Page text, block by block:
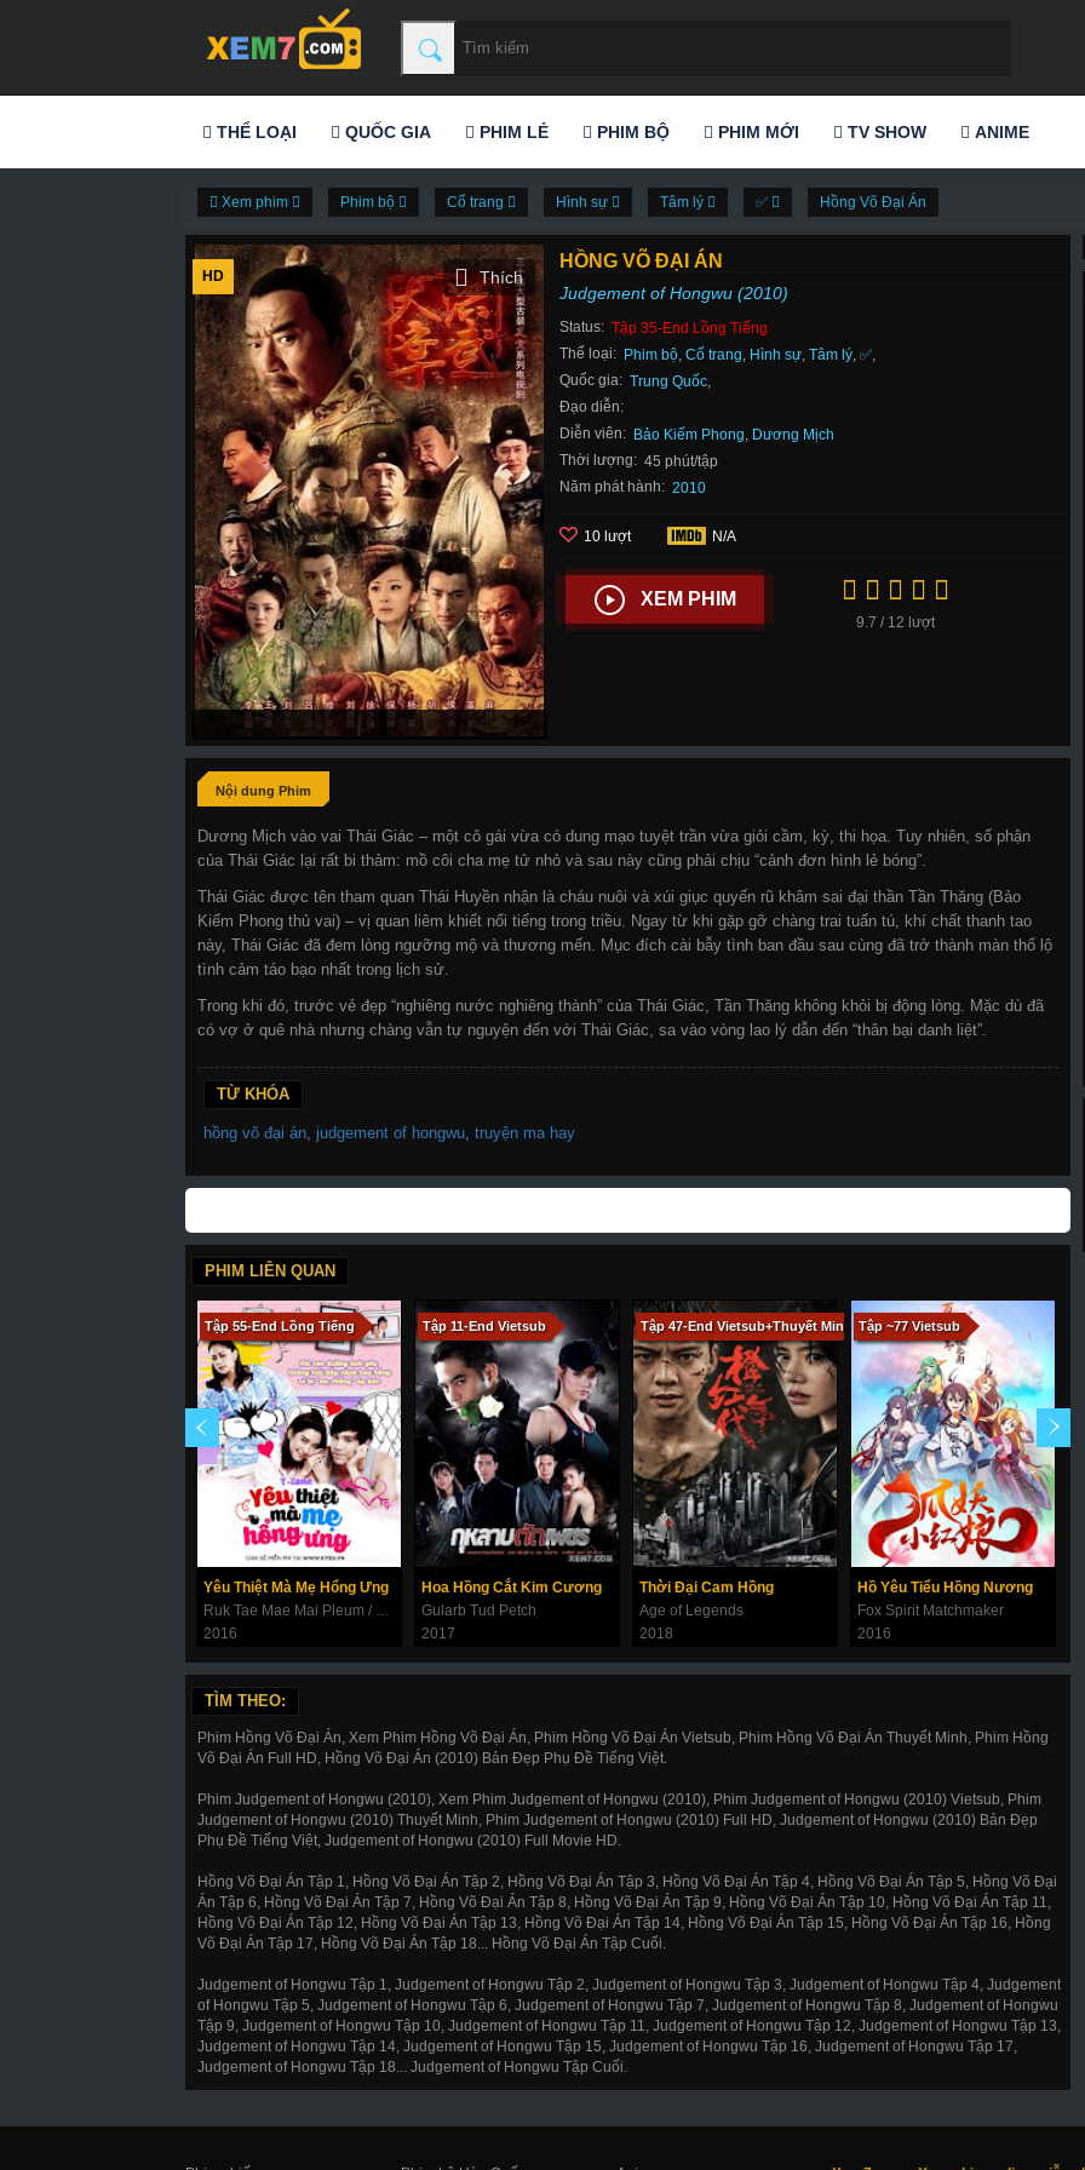
THỂ LOẠI QUỐC GIA PHIM LẺ PHIM BỘ PHIM MỚI TV SHOW ANIME
Xem phim Phim bộ Cổ trang Hình sự Tâm lý ✅ Hồng Võ Đại Án
HD
HỒNG VÕ ĐẠI ÁN
Judgement of Hongwu (2010)
Status: Tập 35-End Lồng Tiếng
Thể loại: Phim bộ,Cổ trang, Hình sự,Tâm lý,✅,
Quốc gia: Trung Quốc,
Đạo diễn:
Diễn viên: Bảo Kiếm Phong, Dương Mịch
Thời lượng: 45 phút/tập
Năm phát hành: 2010
10 lượt N/A
XEM PHIM
9.7 / 12 lượt
Nội dung Phim
Dương Mịch vào vai Thái Giác – một cô gái vừa có dung mạo tuyệt trần vừa giỏi cầm, kỳ, thi họa. Tuy nhiên, số phận
của Thái Giác lại rất bi thảm: mồ côi cha mẹ tử nhỏ và sau này cũng phải chịu “cảnh đơn hình lẻ bóng”.
Thái Giác được tên tham quan Thái Huyền nhận là cháu nuôi và xúi giục quyến rũ khâm sai đại thần Tần Thăng (Bảo
Kiếm Phong thủ vai) – vị quan liêm khiết nổi tiếng trong triều. Ngay từ khi gặp gỡ chàng trai tuấn tú, khí chất thanh tao
này, Thái Giác đã đem lòng ngưỡng mộ và thương mến. Mục đích cài bẫy tình ban đầu sau cùng đã trở thành màn thổ lộ
tình cảm táo bạo nhất trong lịch sử.
Trong khi đó, trước vẻ đẹp “nghiêng nước nghiêng thành” của Thái Giác, Tần Thăng không khỏi bị động lòng. Mặc dù đã
có vợ ở quê nhà nhưng chàng vẫn tự nguyện đến với Thái Giác, sa vào vòng lao lý dẫn đến “thân bại danh liệt”.
TỪ KHÓA
hồng võ đại án judgement of hongwu truyện ma hay
PHIM LIÊN QUAN
Tập 55-End Lồng Tiếng
Yêu Thiệt Mà Mẹ Hổng Ưng
2016
Tập 11-End Vietsub
Hoa Hồng Cắt Kim Cương
Gularb Tud Petch
2017
Tập 47-End Vietsub+Thuyết Minh
Thời Đại Cam Hồng
Age of Legends
2018
Tập ~77 Vietsub
Hồ Yêu Tiểu Hồng Nương
Fox Spirit Matchmaker
2016
TÌM THEO:
Phim Hồng Võ Đại Án, Xem Phim Hồng Võ Đại Án, Phim Hồng Võ Đại Án Vietsub, Phim Hồng Võ Đại Án Thuyết Minh, Phim Hồng
Võ Đại Án Full HD, Hồng Võ Đại Án (2010) Bản Đẹp Phụ Đề Tiếng Việt.
Phim Judgement of Hongwu (2010), Xem Phim Judgement of Hongwu (2010), Phim Judgement of Hongwu (2010) Vietsub, Phim
Judgement of Hongwu (2010) Thuyết Minh, Phim Judgement of Hongwu (2010) Full HD, Judgement of Hongwu (2010) Bản Đẹp
Phụ Đề Tiếng Việt, Judgement of Hongwu (2010) Full Movie HD.
Hồng Võ Đại Án Tập 1, Hồng Võ Đại Án Tập 2, Hồng Võ Đại Án Tập 3, Hồng Võ Đại Án Tập 4, Hồng Võ Đại Án Tập 5, Hồng Võ Đại
Án Tập 6, Hồng Võ Đại Án Tập 7, Hồng Võ Đại Án Tập 8, Hồng Võ Đại Án Tập 9, Hồng Võ Đại Án Tập 10, Hồng Võ Đại Án Tập 11,
Hồng Võ Đại Án Tập 12, Hồng Võ Đại Án Tập 13, Hồng Võ Đại Án Tập 14, Hồng Võ Đại Án Tập 15, Hồng Võ Đại Án Tập 16, Hồng
Võ Đại Án Tập 17, Hồng Võ Đại Án Tập 18... Hồng Võ Đại Án Tập Cuối.
Judgement of Hongwu Tập 1, Judgement of Hongwu Tập 2, Judgement of Hongwu Tập 3, Judgement of Hongwu Tập 4, Judgement
of Hongwu Tập 5, Judgement of Hongwu Tập 6, Judgement of Hongwu Tập 7, Judgement of Hongwu Tập 8, Judgement of Hongwu
Tập 9, Judgement of Hongwu Tập 10, Judgement of Hongwu Tập 11, Judgement of Hongwu Tập 12, Judgement of Hongwu Tập 13,
Judgement of Hongwu Tập 14, Judgement of Hongwu Tập 15, Judgement of Hongwu Tập 16, Judgement of Hongwu Tập 17,
Judgement of Hongwu Tập 18... Judgement of Hongwu Tập Cuối.